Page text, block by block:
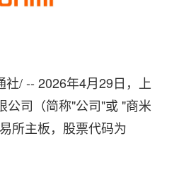
社/ -- 2026年4月29日，上
公司（简称"公司"或 "商米
所主板，股票代码为